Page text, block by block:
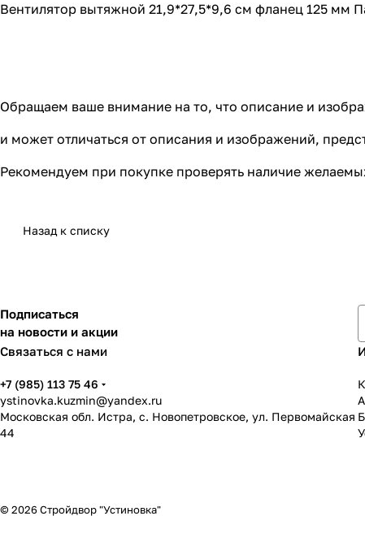
Вентилятор вытяжной 21,9*27,5*9,6 см фланец 125 мм
Обращаем ваше внимание на то, что описание и
и может отличаться от описания и изображений,
Рекомендуем при покупке проверять наличие
Назад к списку
Подписаться
на новости и акции
Связаться с нами
+7 (985) 113 75 46
ystinovka.kuzmin@yandex.ru
Московская обл. Истра, с. Новопетровское, ул. Первомайская
44
© 2026 Стройдвор "Устиновка"